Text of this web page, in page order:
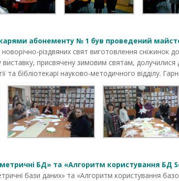
абонементу № 1 був проведений
різдвяних свят виготовлення сніжинок
виставку, присвячену зимовим святам,
та бібліотекарі науково-методичного відділу.
БД» та «Алгоритм користування БД
бази даних» та «Алгоритм користування